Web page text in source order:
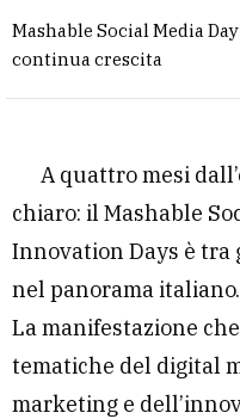
Mashable Social Media
continua crescita
A quattro mesi
chiaro: il Mashable
Innovation Days è
nel panorama italiano​.
La manifestazione
tematiche del digital
marketing e